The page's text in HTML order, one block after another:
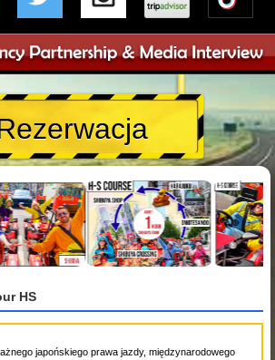
HS
japońskiego prawa jazdy, międzynarodowego